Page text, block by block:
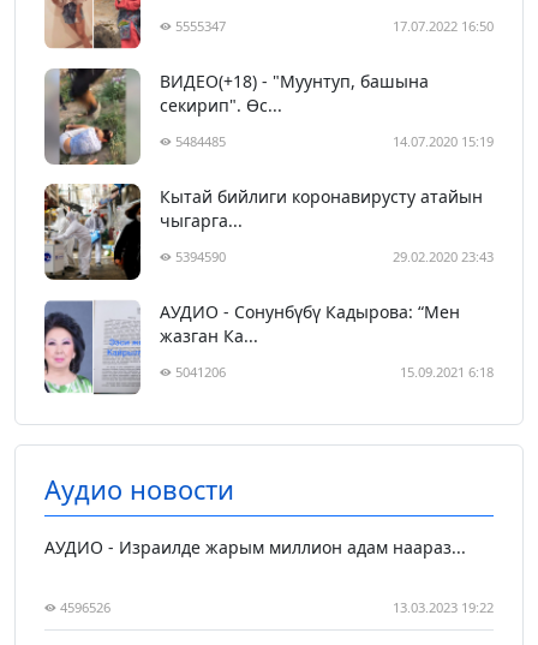
5555347 17.07.2022 16:50
ВИДЕО(+18) - "Муунтуп, башына
секирип". Өс...
5484485 14.07.2020 15:19
Кытай бийлиги коронавирусту атайын
чыгарга...
5394590 29.02.2020 23:43
АУДИО - Сонунбүбү Кадырова: “Мен
жазган Ка...
5041206 15.09.2021 6:18
Аудио новости
АУДИО - Израилде жарым миллион адам наараз...
4596526 13.03.2023 19:22